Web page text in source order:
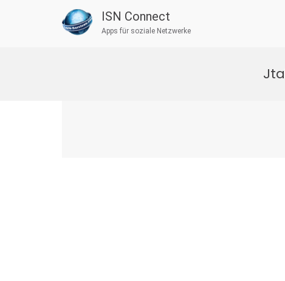
ISN Connect
Apps für soziale Netzwerke